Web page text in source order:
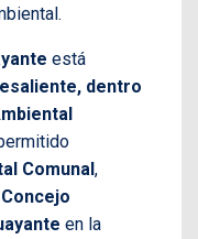
está
dentro
Comunal,
Concejo
en la